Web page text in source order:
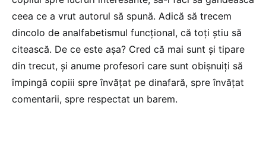
ceea ce a vrut autorul să spună. Adică să trecem
dincolo de analfabetismul funcțional, că toți știu să
citească. De ce este așa? Cred că mai sunt și tipare
din trecut, și anume profesori care sunt obișnuiți să
împingă copiii spre învățat pe dinafară, spre învățat
comentarii, spre respectat un barem.